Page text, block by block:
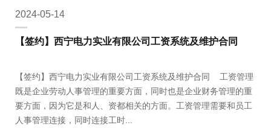
2024-05-14
【签约】西宁电力实业有限公司工资系统及维护合同
【签约】西宁电力实业有限公司工资系统及维护合同 工资管理
既是企业劳动人事管理的重要方面，同时也是企业财务管理的重
要方面，因为它是和人、资都相关的方面。工资管理需要和员工
人事管理连接，同时连接工时...